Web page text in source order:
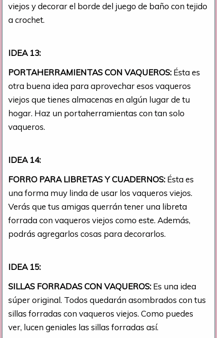
viejos y decorar el borde del juego de baño con tejido
a crochet.
IDEA 13:
PORTAHERRAMIENTAS CON VAQUEROS: Ésta es
otra buena idea para aprovechar esos vaqueros
viejos que tienes almacenas en algún lugar de tu
hogar. Haz un portaherramientas con tan solo
vaqueros.
IDEA 14:
FORRO PARA LIBRETAS Y CUADERNOS: Ésta es
una forma muy linda de usar los vaqueros viejos.
Verás que tus amigas querrán tener una libreta
forrada con vaqueros viejos como este. Además,
podrás agregarlos cosas para decorarlos.
IDEA 15:
SILLAS FORRADAS CON VAQUEROS: Es una idea
súper original. Todos quedarán asombrados con tus
sillas forradas con vaqueros viejos. Como puedes
ver, lucen geniales las sillas forradas así.